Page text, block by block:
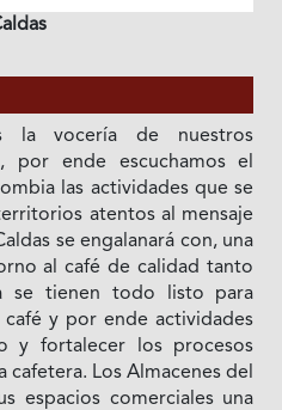
la vocería de nuestros
por ende escuchamos el
las actividades que se
atentos al mensaje
se engalanará con, una
al café de calidad tanto
se tienen todo listo para
café y por ende actividades
y fortalecer los procesos
Los Almacenes del
espacios comerciales una